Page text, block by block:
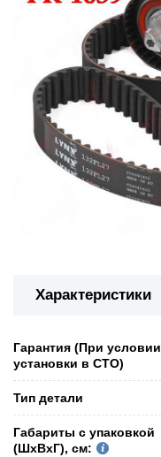
Характеристики
Гарантия (При условии
установки в СТО)
Тип детали
Габариты с упаковкой
(ШxВxГ), см: